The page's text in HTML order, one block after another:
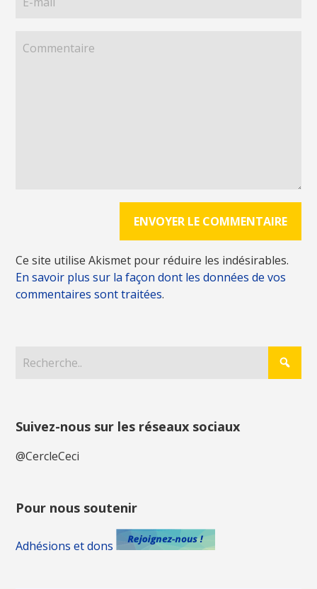
Ce site utilise Akismet pour réduire les indésirables.
En savoir plus sur la façon dont les données de vos
commentaires sont traitées.
Suivez-nous sur les réseaux sociaux
@CercleCeci
Pour nous soutenir
Adhésions et dons